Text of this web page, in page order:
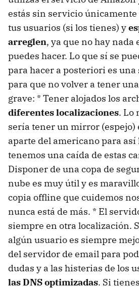
estás sin servicio únicamente
tus usuarios (si los tienes) y
arreglen, ya que no hay nada
puedes hacer. Lo que sí se
para hacer a posteriori es una
para que no volver a tener
grave: * Tener alojados los
diferentes localizaciones. Lo
sería tener un mirror (espejo)
aparte del americano para
tenemos una caída de estas
Disponer de una copa de
nube es muy útil y es
copia offline que cuidemos
nunca está de más. * El
siempre en otra localización.
algún usuario es siempre
del servidor de email para
dudas y a las histerias de los
las DNS optimizadas. Si